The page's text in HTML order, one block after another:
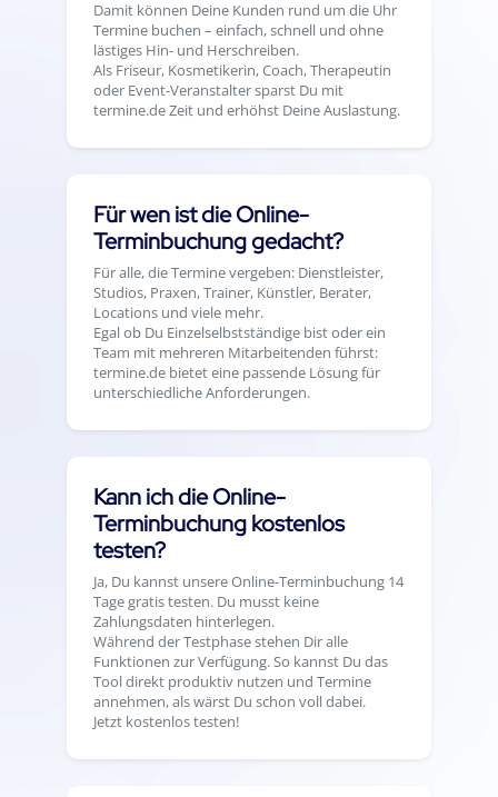
Damit können Deine Kunden rund um die Uhr
Termine buchen – einfach, schnell und ohne
lästiges Hin- und Herschreiben.
Als Friseur, Kosmetikerin, Coach, Therapeutin
oder Event-Veranstalter sparst Du mit
termine.de Zeit und erhöhst Deine Auslastung.
Für wen ist die Online-
Terminbuchung gedacht?
Für alle, die Termine vergeben: Dienstleister,
Studios, Praxen, Trainer, Künstler, Berater,
Locations und viele mehr.
Egal ob Du Einzelselbstständige bist oder ein
Team mit mehreren Mitarbeitenden führst:
termine.de bietet eine passende Lösung für
unterschiedliche Anforderungen.
Kann ich die Online-
Terminbuchung kostenlos
testen?
Ja, Du kannst unsere Online-Terminbuchung 14
Tage gratis testen. Du musst keine
Zahlungsdaten hinterlegen.
Während der Testphase stehen Dir alle
Funktionen zur Verfügung. So kannst Du das
Tool direkt produktiv nutzen und Termine
annehmen, als wärst Du schon voll dabei.
Jetzt kostenlos testen!